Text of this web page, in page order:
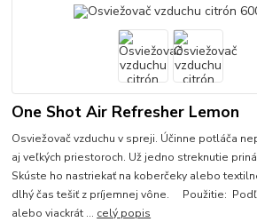
One Shot Air Refresher Lemon
Osviežovač vzduchu v spreji. Účinne potláča
aj veľkých priestoroch. Už jedno streknutie
Skúste ho nastriekať na koberčeky alebo
dlhý čas tešiť z príjemnej vône. Použitie:
alebo viackrát ... celý popis